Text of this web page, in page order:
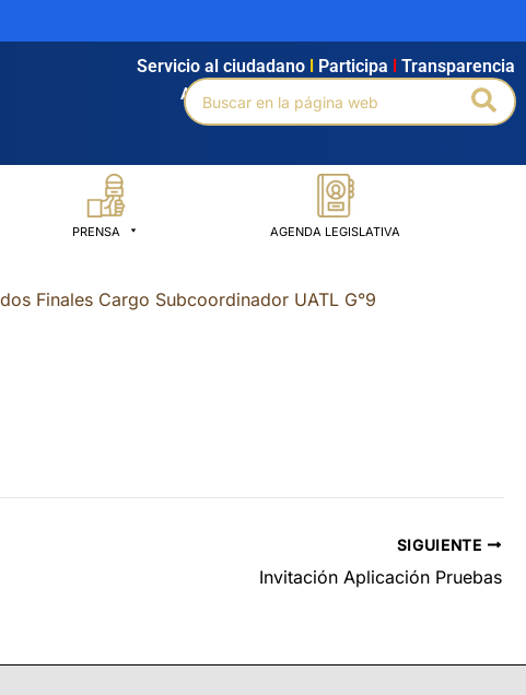
Agendamiento Intranet Búsqueda avanzada
Servicio al ciudadano Participa Transparencia
Buscar
por:
PRENSA AGENDA LEGISLATIVA
Finales Cargo Subcoordinador UATL G°9
SIGUIENTE
Invitación Aplicación Pruebas